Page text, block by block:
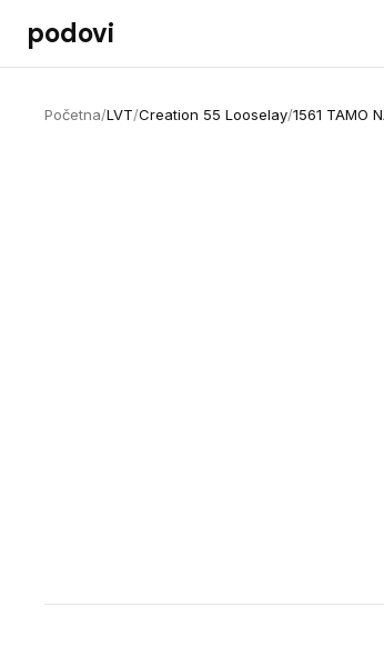
Preskoči na sadržaj
podovi
Početna/LVT/Creation 55 Looselay/1561 TAMO